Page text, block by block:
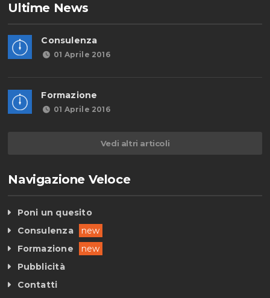
Ultime News
Consulenza
01 Aprile 2016
Formazione
01 Aprile 2016
Vedi altri articoli
Navigazione Veloce
Poni un quesito
Consulenza
new
Formazione
new
Pubblicità
Contatti